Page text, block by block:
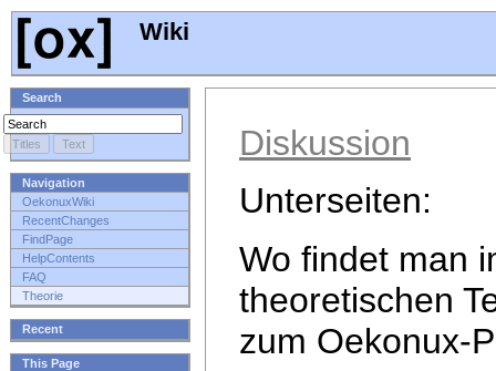
Wiki
Search
Navigation
OekonuxWiki
RecentChanges
FindPage
HelpContents
FAQ
Theorie
Recent
This Page
Diskussion
Unterseiten:
Wo findet man
theoretischen
zum Oekonux-